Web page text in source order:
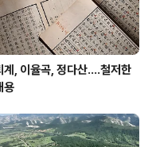
계, 이율곡, 정다산....철저한
용